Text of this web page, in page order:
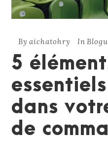
By aichatohry In
5
dans
de